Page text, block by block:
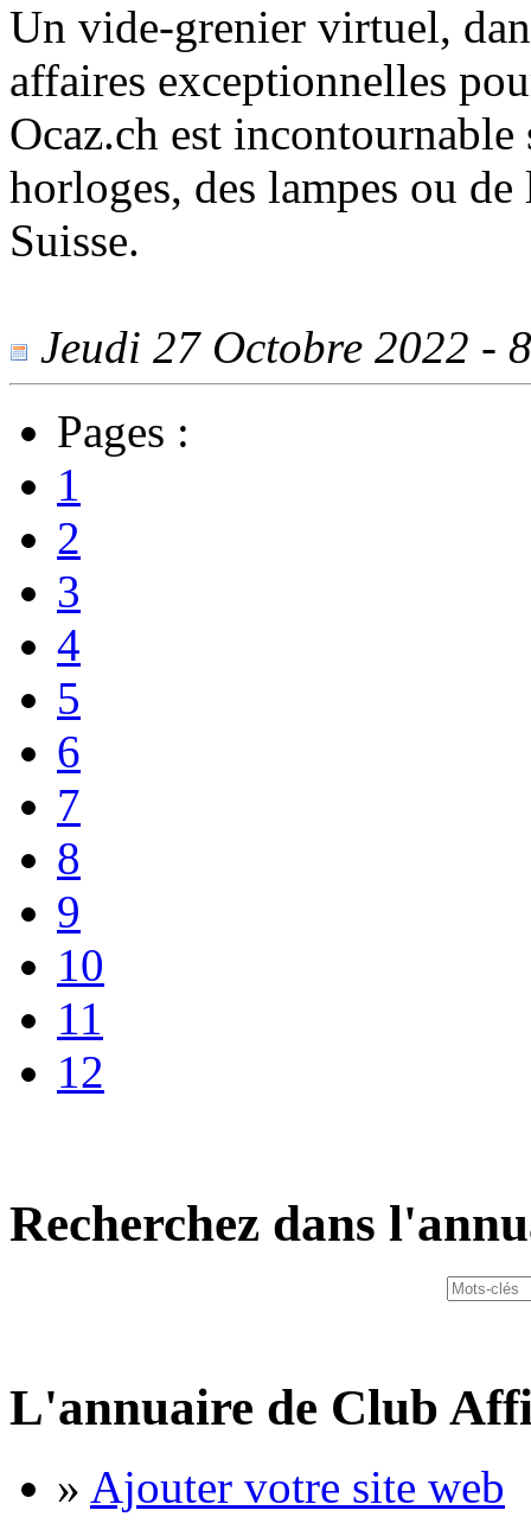
Un vide-grenier virtuel,
affaires exceptionnelles
Ocaz.ch est incontournable
horloges, des lampes ou
Suisse.
Jeudi 27 Octobre 2022 -
Pages :
1
2
3
4
5
6
7
8
9
10
11
12
Recherchez dans
L'annuaire de Club
» Ajouter votre site web